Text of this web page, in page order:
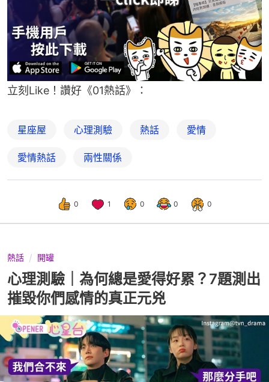
立刻Like！讚好《01熱話》：
星座屋 心理測驗 熱話 愛情
愛情熱話 兩性關係
0 1 0 0 0
熱話 開罐
心理測驗｜為何總是愛得好累？7題測出
摧毀你們感情的真正元兇